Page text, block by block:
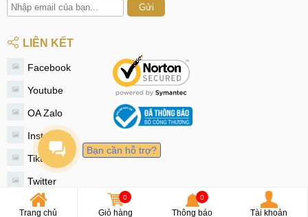
Gửi
LIÊN KẾT
Facebook
Youtube
OA Zalo
Instagram
Tiktok
Twitter
© 2020 - MobileCity
Trang chủ
0
Giỏ hàng
0
Thông báo Tài khoản
Bạn cần hỗ trợ?